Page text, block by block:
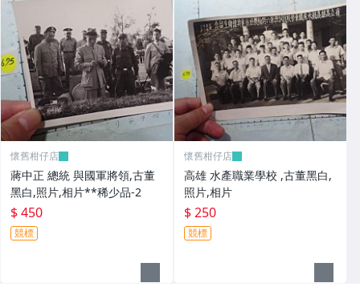
懷舊柑仔店
蔣中正 總統 與國軍將領,古董
黑白,照片,相片**稀少品-2
$ 450
競標
懷舊柑仔店
高雄 水產職業學校 ,古董黑白,
照片,相片
$ 250
競標